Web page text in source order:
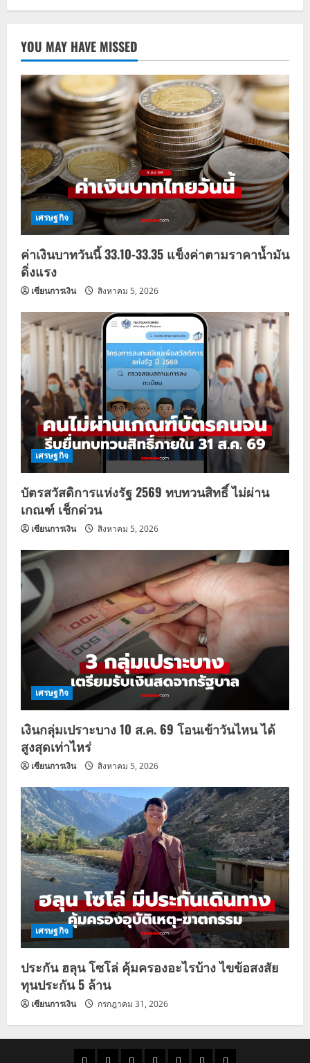
YOU MAY HAVE MISSED
เศรษฐกิจ
ค่าเงินบาทวันนี้ 33.10-33.35 แข็งค่าตามราคาน้ำมัน
ดิ่งแรง
เซียนการเงิน สิงหาคม 5, 2026
เศรษฐกิจ
บัตรสวัสดิการแห่งรัฐ 2569 ทบทวนสิทธิ์ ไม่ผ่าน
เกณฑ์ เช็กด่วน
เซียนการเงิน สิงหาคม 5, 2026
เศรษฐกิจ
เงินกลุ่มเปราะบาง 10 ส.ค. 69 โอนเข้าวันไหน ได้
สูงสุดเท่าไหร่
เซียนการเงิน สิงหาคม 5, 2026
เศรษฐกิจ
ประกัน ฮลุน โซโล่ คุ้มครองอะไรบ้าง ไขข้อสงสัย
ทุนประกัน 5 ล้าน
เซียนการเงิน กรกฎาคม 31, 2026
ราคาแนว ข่าว ข่าว ดูด ที่ ผู้ชาย